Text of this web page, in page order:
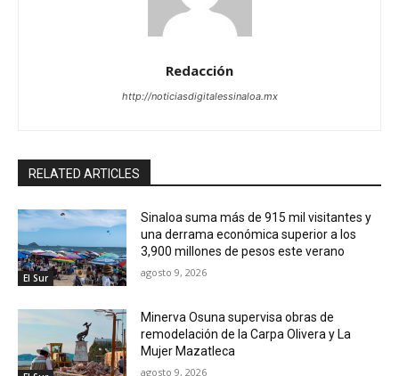
Redacción
http://noticiasdigitalessinaloa.mx
RELATED ARTICLES
El Sur
Sinaloa suma más de 915 mil visitantes y
una derrama económica superior a los
3,900 millones de pesos este verano
agosto 9, 2026
Minerva Osuna supervisa obras de
remodelación de la Carpa Olivera y La
Mujer Mazatleca
agosto 9, 2026